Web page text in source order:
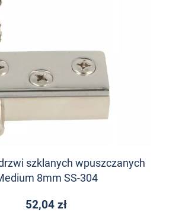
szklanych wpuszczanych
8mm SS-304
52,04 zł